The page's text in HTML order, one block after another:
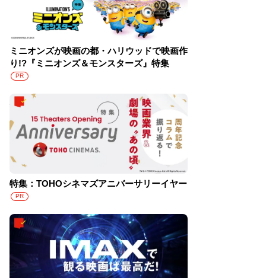
ミニオンズが映画の都・ハリウッドで映画作
り!?『ミニオンズ＆モンスターズ』特集
PR
特集：TOHOシネマズアニバーサリーイヤー
PR